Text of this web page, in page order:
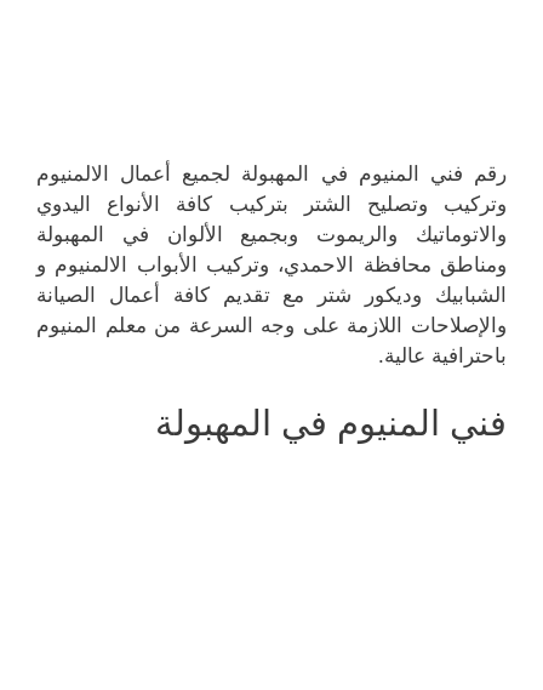
رقم فني المنيوم في المهبولة لجميع أعمال الالمنيوم
وتركيب وتصليح الشتر بتركيب كافة الأنواع اليدوي
والاتوماتيك والريموت وبجميع الألوان في المهبولة
ومناطق محافظة الاحمدي، وتركيب الأبواب الالمنيوم و
الشبابيك وديكور شتر مع تقديم كافة أعمال الصيانة
والإصلاحات اللازمة على وجه السرعة من معلم المنيوم
باحترافية عالية.
فني المنيوم في المهبولة